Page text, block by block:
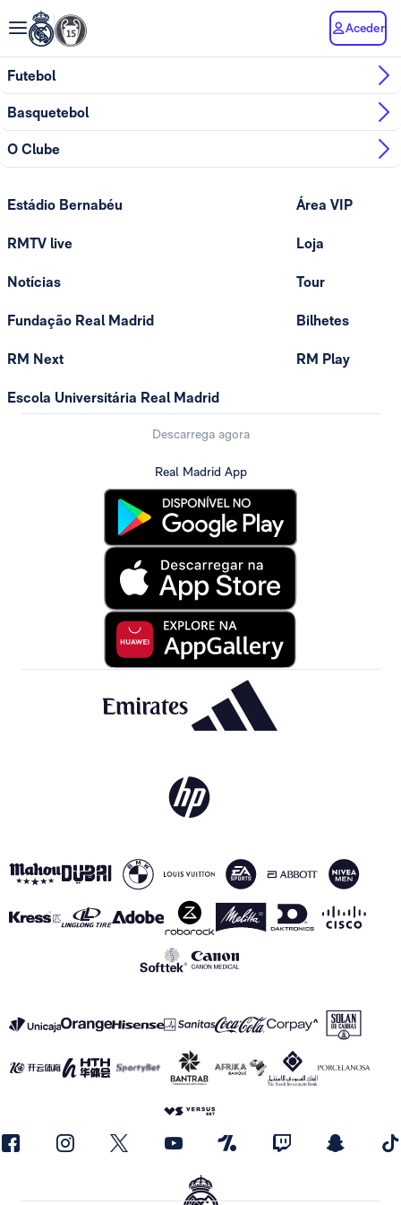
Aceder
Futebol
Basquetebol
O Clube
Estádio Bernabéu
RMTV live
Notícias
Fundação Real Madrid
RM Next
Escola Universitária Real Madrid
Área VIP
Loja
Tour
Bilhetes
RM Play
Descarrega agora
Real Madrid App